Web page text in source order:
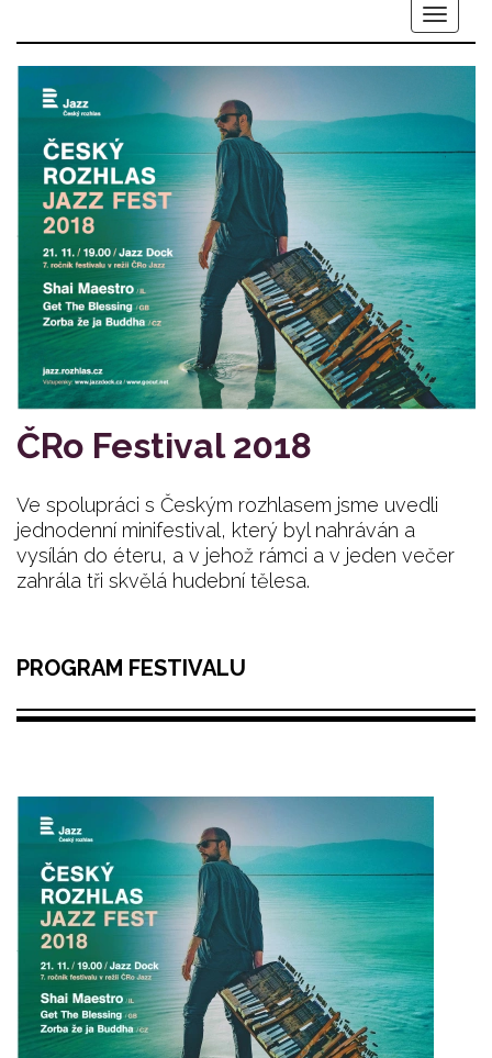
Menu
ČRo Festival 2018
Ve spolupráci s Českým rozhlasem jsme uvedli
jednodenní minifestival, který byl nahráván a
vysílán do éteru, a v jehož rámci a v jeden večer
zahrála tři skvělá hudební tělesa.
PROGRAM FESTIVALU